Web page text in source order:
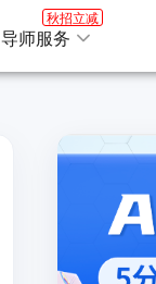
导师服务
秋招立减